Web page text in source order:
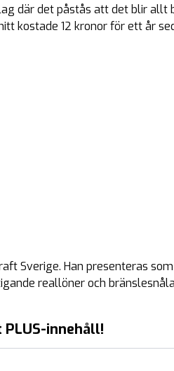
där det påstås att det blir allt
kostade 12 kronor för ett år
Sverige. Han presenteras som
reallöner och
innehåll!